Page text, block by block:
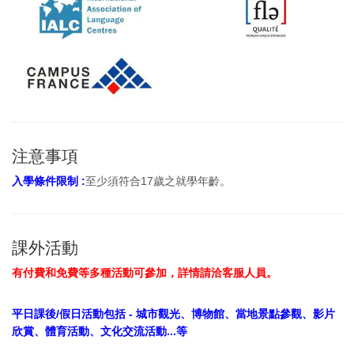
注意事項
入學條件限制 :至少須符合17歲之就學年齡。
課外活動
有付費和免費等多種活動可參加，詳情請洽客服人員。
平日課後/假日活動包括 - 城市觀光、博物館、當地景點參觀、影片
欣賞、體育活動、文化交流活動...等